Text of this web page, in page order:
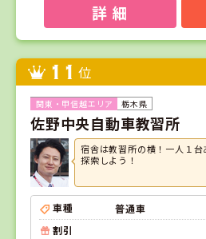
詳 細
11 位
栃木県
佐野中央自動車教習所
宿舎は教習所の横！一人１
探索しよう！
車種
普通車
割引